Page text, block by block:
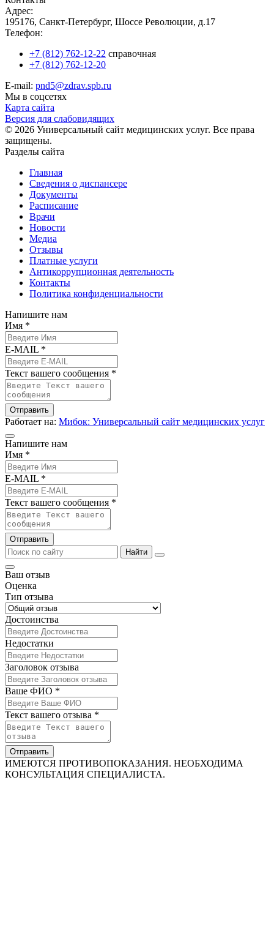
Адрес:
195176, Санкт-Петербург, Шоссе Революции, д.17
Телефон:
+7 (812) 762-12-22 справочная
+7 (812) 762-12-20
E-mail: pnd5@zdrav.spb.ru
Мы в соцсетях
Карта сайта
Версия для слабовидящих
© 2026 Универсальный сайт медицинских услуг. Все права
защищены.
Разделы сайта
Главная
Сведения о диспансере
Документы
Расписание
Врачи
Новости
Медиа
Отзывы
Платные услуги
Антикоррупционная деятельность
Контакты
Политика конфиденциальности
Напишите нам
Имя *
E-MAIL *
Текст вашего сообщения *
Отправить
Работает на: Мибок: Универсальный сайт медицинских услуг
Напишите нам
Имя *
E-MAIL *
Текст вашего сообщения *
Отправить
Найти
Ваш отзыв
Оценка
Тип отзыва
Достоинства
Недостатки
Заголовок отзыва
Ваше ФИО *
Текст вашего отзыва *
Отправить
ИМЕЮТСЯ ПРОТИВОПОКАЗАНИЯ. НЕОБХОДИМА
КОНСУЛЬТАЦИЯ СПЕЦИАЛИСТА.